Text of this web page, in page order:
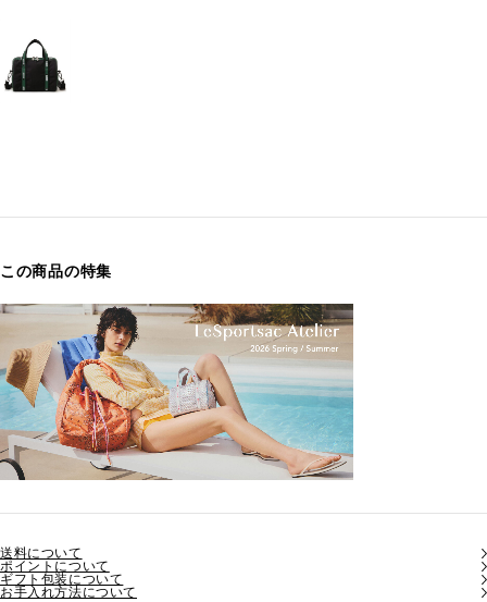
この商品の特集
送料について
ポイントについて
ギフト包装について
お手入れ方法について